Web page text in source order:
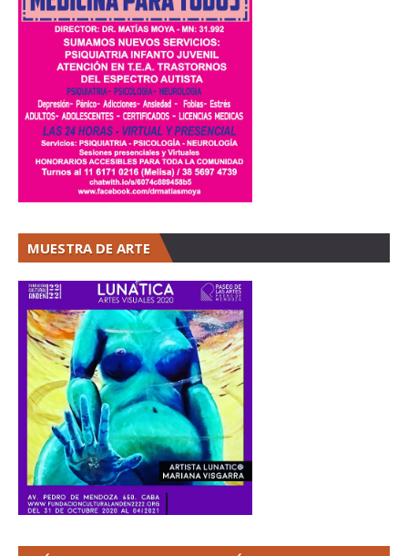
MUESTRA DE ARTE